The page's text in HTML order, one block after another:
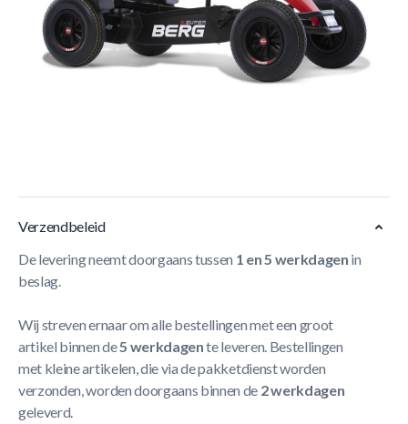
Korte Beschrijving
BERG Skelter XL B.Super Red BFRWil je de meest
Verzendbeleid
De levering neemt doorgaans tussen 1 en 5 werkdagen in
beslag.
Wij streven ernaar om alle bestellingen met een groot
artikel binnen de5 werkdagente leveren. Bestellingen
met kleine artikelen, die via de pakketdienst worden
verzonden, worden doorgaans binnen de 2 werkdagen
geleverd.